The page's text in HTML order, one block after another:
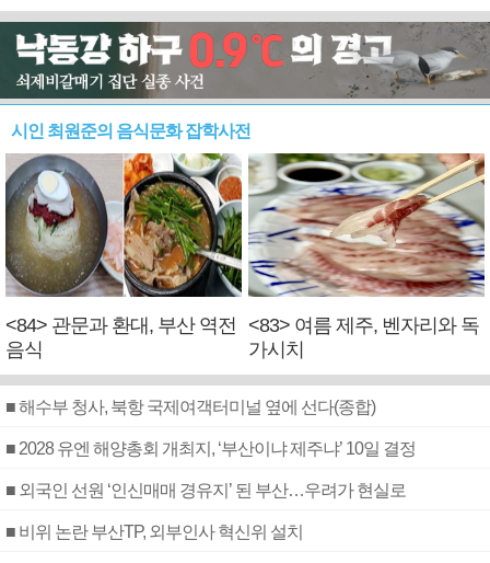
시인 최원준의 음식문화 잡학사전
<84> 관문과 환대, 부산 역전
음식
<83> 여름 제주, 벤자리와 독
가시치
■ 해수부 청사, 북항 국제여객터미널 옆에 선다(종합)
■ 2028 유엔 해양총회 개최지, ‘부산이냐 제주냐’ 10일 결정
■ 외국인 선원 ‘인신매매 경유지’ 된 부산…우려가 현실로
■ 비위 논란 부산TP, 외부인사 혁신위 설치